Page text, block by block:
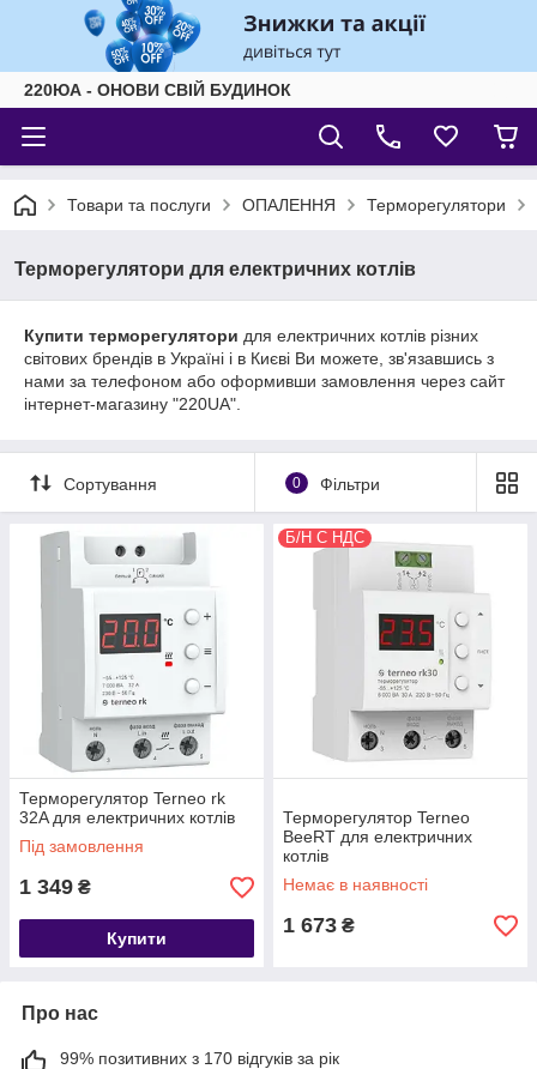
220ЮА - ОНОВИ СВІЙ БУДИНОК
Товари та послуги ОПАЛЕННЯ Терморегулятори
Терморегулятори для електричних котлів
Купити терморегулятори для електричних котлів різних
світових брендів в Україні і в Києві Ви можете, зв'язавшись з
нами за телефоном або оформивши замовлення через сайт
інтернет-магазину "220UA".
Сортування 0 Фільтри
Терморегулятор Terneo rk
32A для електричних котлів
Під замовлення
1 349 ₴
Купити
Б/Н С НДС
Терморегулятор Terneo
BeeRT для електричних
котлів
Немає в наявності
1 673 ₴
Про нас
99% позитивних з 170 відгуків за рік